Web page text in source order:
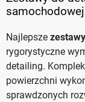
samochodowej
Najlepsze
rygorystyczne
detailing.
powierzchni
sprawdzonych